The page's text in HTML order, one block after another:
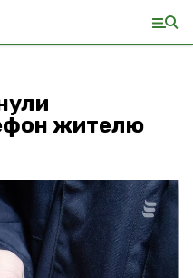
жителю